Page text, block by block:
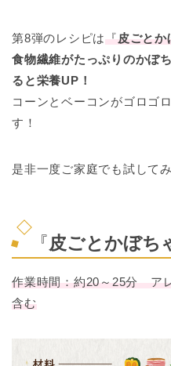
第8弾のレシピは 『皮ごとか
食物繊維がたっぷりのかぼ
ると栄養UP！
コーンとベーコンがゴロゴ
す！
是非一度ご家庭でも試して
『皮ごとかぼち
作業時間：約20～25分 ア
含む